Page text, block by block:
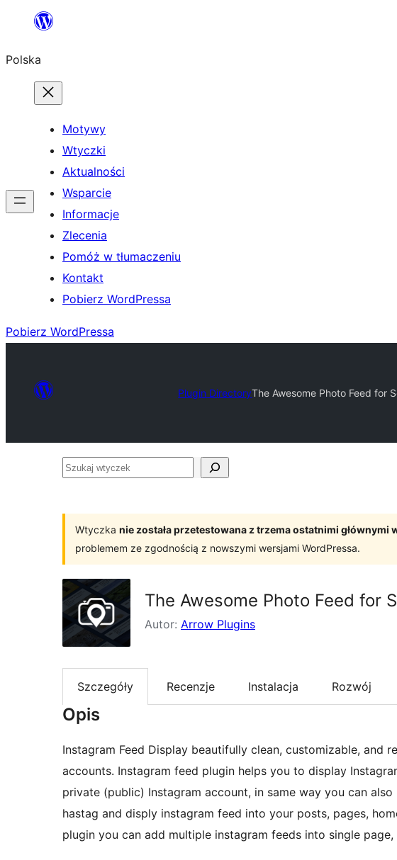
Przejdź
treści
Polska
Motywy
Wtyczki
Aktualności
Wsparcie
Informacje
Zlecenia
Pomóż w tłumaczeniu
Kontakt
Pobierz WordPressa
Pobierz WordPressa
Plugin DirectoryThe Awesome Photo Feed for
Szukaj
Wtyczka nie została przetestowana z trzema ostatnimi głównymi
problemem ze zgodnością z nowszymi wersjami WordPressa.
The Awesome Photo Feed for
Autor: Arrow Plugins
Szczegóły Recenzje Instalacja Rozwój
Opis
Instagram Feed Display beautifully clean, customizable, and
accounts. Instagram feed plugin helps you to display
private (public) Instagram account, in same way you can
hastag and disply instagram feed into your posts, pages,
plugin you can add multiple instagram feeds into single